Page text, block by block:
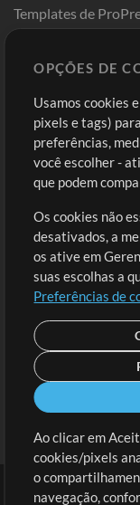
Templates de
Comprar Créditos
Conteúdo Grátis
Solicite uma Música
Extras
Sessões
Envie seu conteúdo
Playlist
MT Conference
OPÇÕES DE
Usamos cookies
pixels e tags)
preferências,
você escolher -
que podem
Os cookies não
desativados, a
os ative em
suas escolhas a
Preferências de
Ao clicar em
cookies/pixels
o
navegação,